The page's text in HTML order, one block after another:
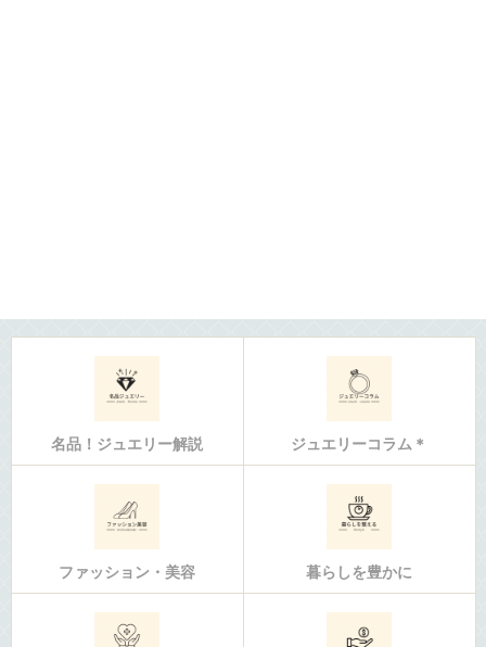
名品！ジュエリー解説 ジュエリーコラム＊
ファッション・美容 暮らしを豊かに